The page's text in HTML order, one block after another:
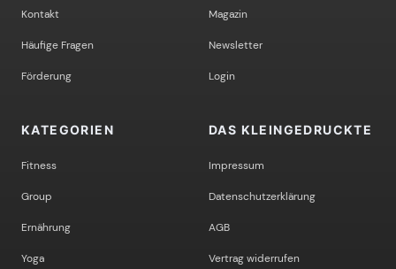
Kontakt
Häufige Fragen
Förderung
Magazin
Newsletter
Login
KATEGORIEN
Fitness
Group
Ernährung
Yoga
DAS KLEINGEDRUCKTE
Impressum
Datenschutzerklärung
AGB
Vertrag widerrufen